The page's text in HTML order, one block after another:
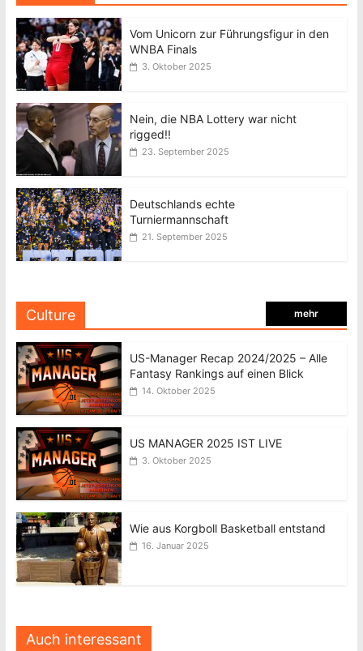
Vom Unicorn zur Führungsfigur in den
WNBA Finals
3. Oktober 2025
Nein, die NBA Lottery war nicht
rigged!!
23. September 2025
Deutschlands echte
Turniermannschaft
21. September 2025
Culture mehr
US-Manager Recap 2024/2025 – Alle
Fantasy Rankings auf einen Blick
14. Oktober 2025
US MANAGER 2025 IST LIVE
3. Oktober 2025
Wie aus Korgboll Basketball entstand
16. Januar 2025
Auch interessant